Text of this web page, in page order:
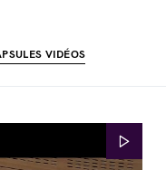
VIDÉOS